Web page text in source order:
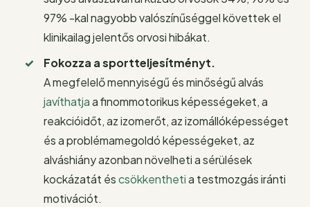
97% -kal nagyobb valószínűséggel követtek el
klinikailag jelentős orvosi hibákat.
Fokozza a sportteljesítményt.
A megfelelő mennyiségű és minőségű alvás
javíthatjaa finommotorikus képességeket, a
reakcióidőt, az izomerőt, az izomállóképességet
és a problémamegoldó képességeket, az
alváshiány azonban növelheti a sérülések
kockázatát éscsökkenthetia testmozgás iránti
motivációt.